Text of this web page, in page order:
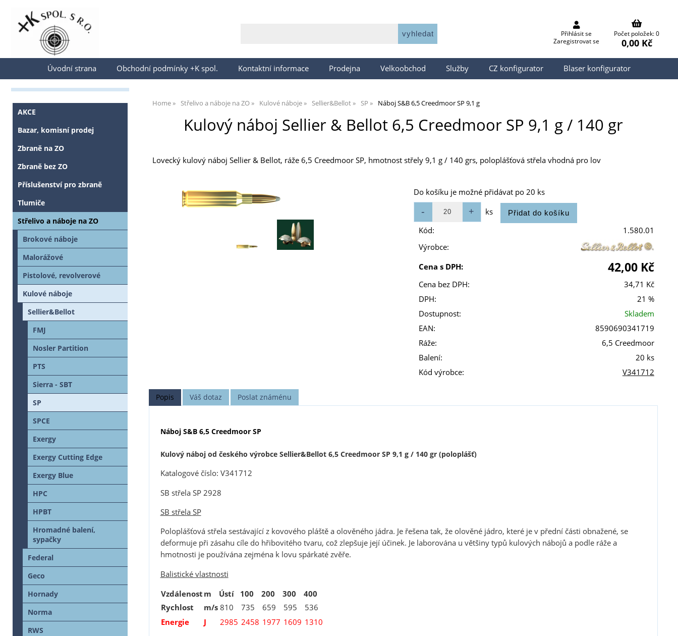
Přihlásit se
Přihlásit se
Zaregistrovat se
Počet položek: 0
0,00 Kč
Úvodní strana Obchodní podmínky +K spol. Kontaktní informace Prodejna Velkoobchod Služby CZ konfigurator Blaser konfigurator
Home Střelivo a náboje na ZO Kulové náboje Sellier&Bellot SP Náboj S&B 6,5 Creedmoor SP 9,1 g
Kulový náboj Sellier & Bellot 6,5 Creedmoor SP 9,1 g / 140 gr
Lovecký kulový náboj Sellier & Bellot, ráže 6,5 Creedmoor SP, hmotnost střely 9,1 g / 140 grs, poloplášťová střela vhodná pro lov
Do košíku je možné přidávat po 20 ks
ks
Kód:
1.580.01
Výrobce:
Cena s DPH:
42,00 Kč
Cena bez DPH:
34,71 Kč
DPH:
21 %
Dostupnost:
Skladem
EAN:
8590690341719
Ráže:
6,5 Creedmoor
Balení:
20 ks
Kód výrobce:
V341712
Popis Váš dotaz Poslat známénu
Náboj S&B 6,5 Creedmoor SP
Kulový náboj od českého výrobce Sellier&Bellot 6,5 Creedmoor SP 9,1 g / 140 gr (poloplášť)
Katalogové číslo: V341712
SB střela SP 2928
SB střela SP
Poloplášťová střela sestávající z kovového pláště a olověného jádra. Je řešena tak, že olověné jádro, které je v přední části obnažené, se
deformuje při zásahu cíle do hřibovitého tvaru, což zlepšuje její účinek. Je laborována u většiny typů kulových nábojů a podle ráže a
hmotnosti je používána zejména k lovu spárkaté zvěře.
Balistické vlastnosti
Vzdálenostm Ústí 100 200 300
400
Rychlost
m/s 810 735 659 595
536
Energie
J 2985 2458 1977 1609 1310
AKCE
Bazar, komisní prodej
Zbraně na ZO
Zbraně bez ZO
Příslušenství pro zbraně
Tlumiče
Střelivo a náboje na ZO
Brokové náboje
Malorážové
Pistolové, revolverové
Kulové náboje
Sellier&Bellot
FMJ
Nosler Partition
PTS
Sierra - SBT
SP
SPCE
Exergy
Exergy Cutting Edge
Exergy Blue
HPC
HPBT
Hromadné balení,
sypačky
Federal
Geco
Hornady
Norma
RWS